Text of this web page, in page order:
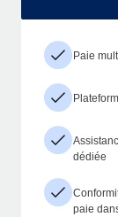
Paie
dédiée
paie